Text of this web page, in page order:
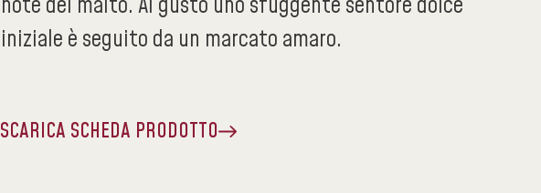
iniziale è seguito da un marcato amaro.
SCARICA SCHEDA PRODOTTO